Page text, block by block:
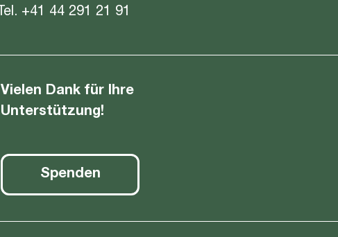
Tel. +41 44 291 21 91
Vielen Dank für Ihre
Unterstützung!
Spenden